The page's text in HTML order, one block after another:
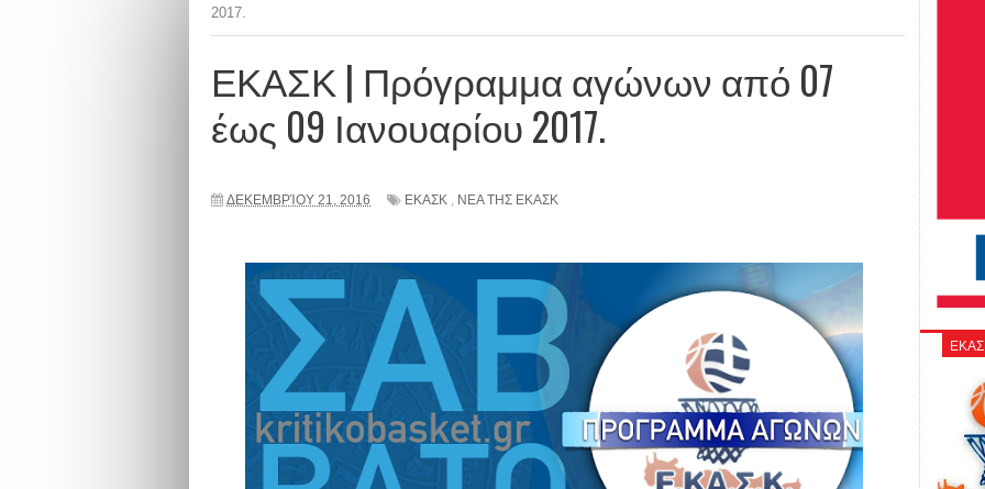
2017.
ΕΚΑΣΚ | Πρόγραμμα αγώνων από 07
έως 09 Ιανουαρίου 2017.
ΔΕΚΕΜΒΡΊΟΥ 21, 2016 ΕΚΑΣΚ , ΝΕΑ ΤΗΣ ΕΚΑΣΚ